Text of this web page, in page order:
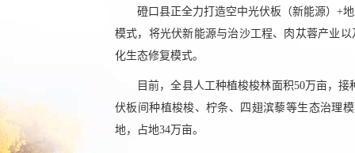
磴口县正全力打造空中光伏板（新能源）+
模式，将光伏新能源与治沙工程、肉苁蓉产业
化生态修复模式。
目前，全县人工种植梭梭林面积50万亩，
伏板间种植梭梭、柠条、四翅滨藜等生态治理
地，占地34万亩。